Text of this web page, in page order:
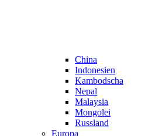
China
Indonesien
Kambodscha
Nepal
Malaysia
Mongolei
Russland
Europa